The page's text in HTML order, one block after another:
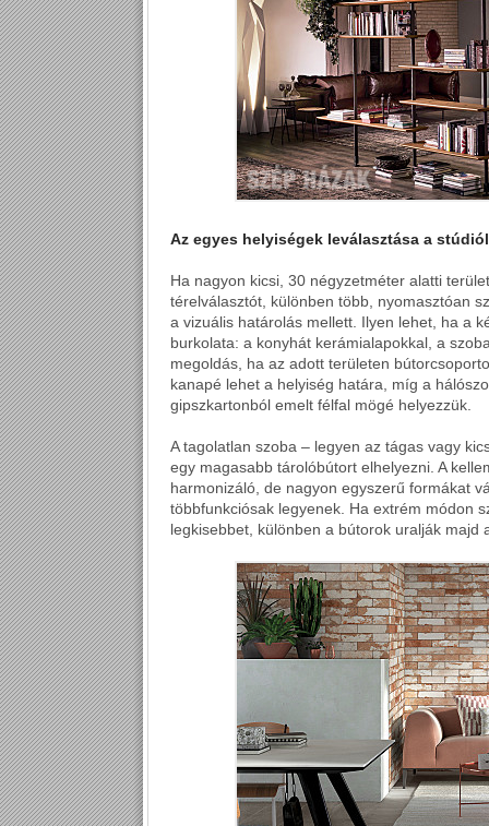
Az egyes helyiségek leválasztása a
Ha nagyon kicsi, 30 négyzetméter alatti
térelválasztót, különben több, nyomasztóan
a vizuális határolás mellett. Ilyen lehet, ha a
burkolata: a konyhát kerámialapokkal, a
megoldás, ha az adott területen
kanapé lehet a helyiség határa, míg a
gipszkartonból emelt félfal mögé helyezzük.
A tagolatlan szoba – legyen az tágas vagy
egy magasabb tárolóbútort elhelyezni. A
harmonizáló, de nagyon egyszerű formákat
többfunkciósak legyenek. Ha extrém módon
legkisebbet, különben a bútorok uralják majd